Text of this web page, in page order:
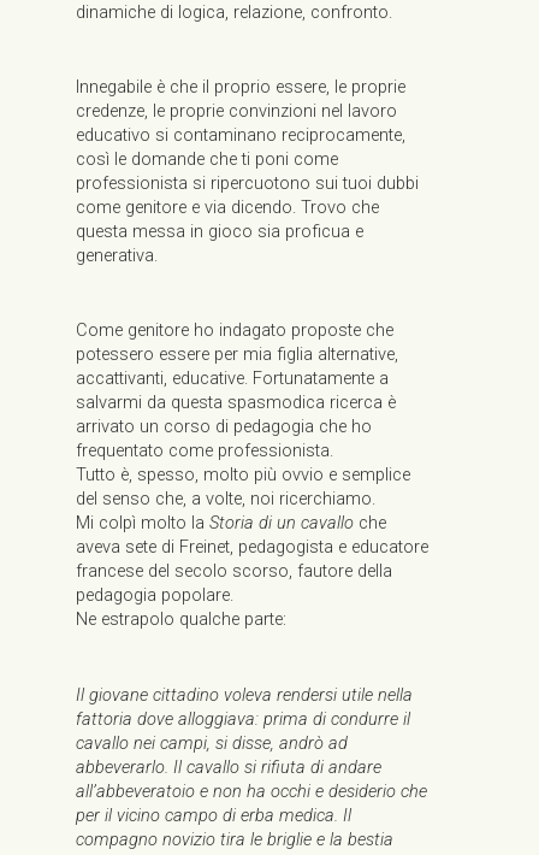
dinamiche di logica, relazione, confronto.
Innegabile è che il proprio essere, le proprie
credenze, le proprie convinzioni nel lavoro
educativo si contaminano reciprocamente,
così le domande che ti poni come
professionista si ripercuotono sui tuoi dubbi
come genitore e via dicendo. Trovo che
questa messa in gioco sia proficua e
generativa.
Come genitore ho indagato proposte che
potessero essere per mia figlia alternative,
accattivanti, educative. Fortunatamente a
salvarmi da questa spasmodica ricerca è
arrivato un corso di pedagogia che ho
frequentato come professionista.
Tutto è, spesso, molto più ovvio e semplice
del senso che, a volte, noi ricerchiamo.
Mi colpì molto laStoria di un cavallo che
aveva sete di Freinet, pedagogista e educatore
francese del secolo scorso, fautore della
pedagogia popolare.
Ne estrapolo qualche parte:
Il giovane cittadino voleva rendersi utile nella
fattoria dove alloggiava: prima di condurre il
cavallo nei campi, si disse, andrò ad
abbeverarlo. Il cavallo si rifiuta di andare
all’abbeveratoio e non ha occhi e desiderio che
per il vicino campo di erba medica. Il
compagno novizio tira le briglie e la bestia